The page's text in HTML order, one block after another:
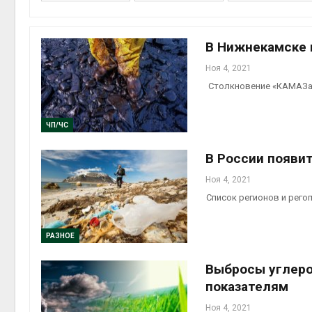
ЧП/ЧС
В Нижнекамске
Ноя 4, 2021
Столкновение
РАЗНОЕ
В России
Ноя 4, 2021
Список регионов и
Выбросы
показателям
Ноя 4, 2021
Авг 7,